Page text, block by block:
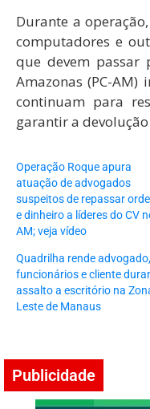
Durante a
computadores e
que devem passar
Amazonas (PC-
continuam para
garantir a
Operação Roque apura
atuação de advogados
suspeitos de repassar
e dinheiro a líderes do CV
AM; veja vídeo
Quadrilha rende advogado,
funcionários e cliente
assalto a escritório na
Leste de Manaus
Publicidade